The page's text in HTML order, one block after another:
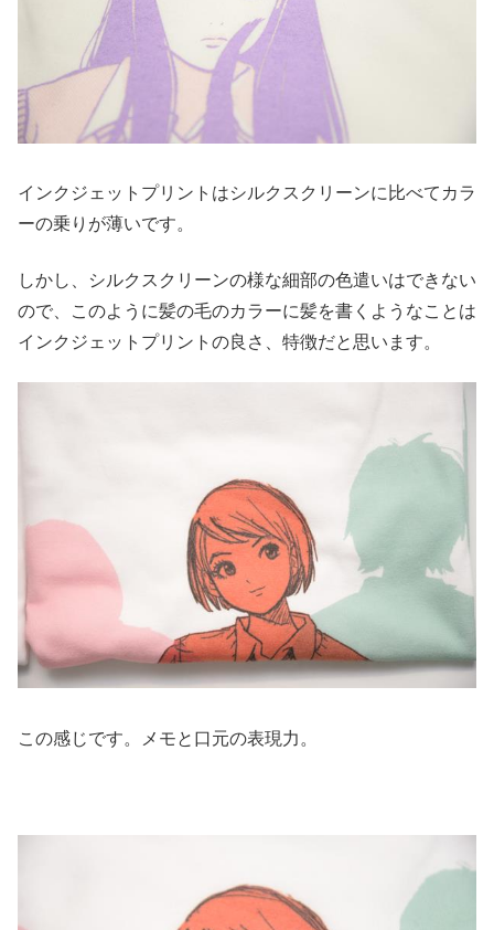
インクジェットプリントはシルクスクリーンに比べてカラ
ーの乗りが薄いです。
しかし、シルクスクリーンの様な細部の色遣いはできない
ので、このように髪の毛のカラーに髪を書くようなことは
インクジェットプリントの良さ、特徴だと思います。
この感じです。メモと口元の表現力。